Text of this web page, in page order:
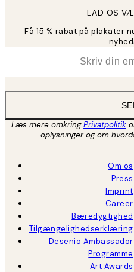
LAD OS
Få 15 % rabat på plakater
Læs mere omkringPrivatpolitik
oplysninger og om
Om os
Press
Imprint
Career
Bæredygtighed
Tilgængelighedserklæring
Desenio Ambassador
Programme
Art Awards